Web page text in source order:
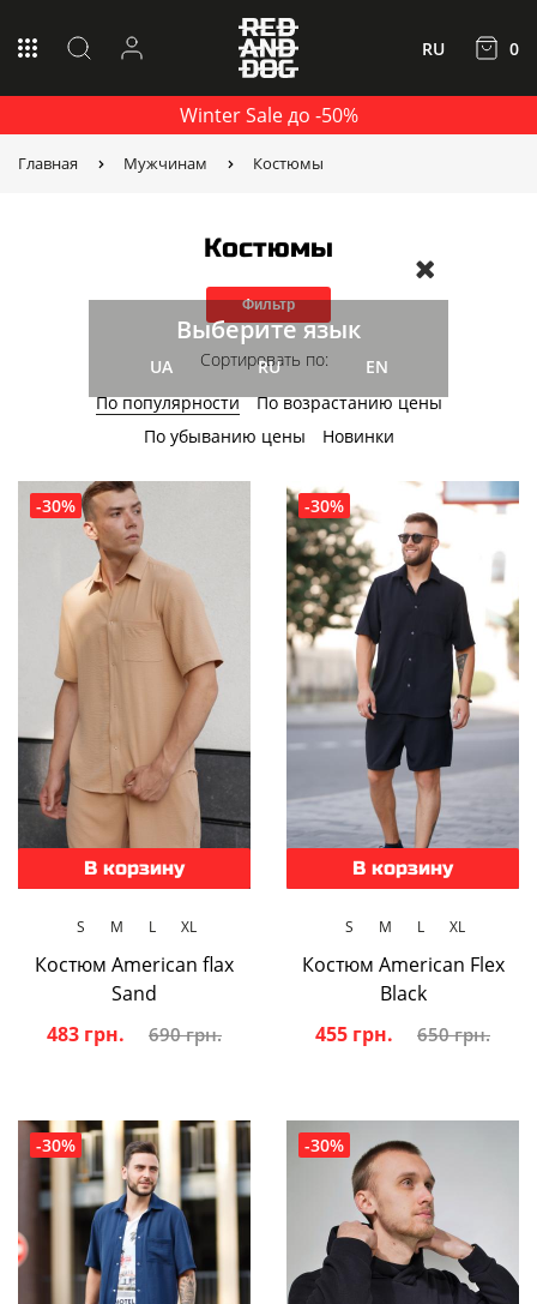
Winter Sale до -50%
RU 0
Главная Мужчинам Костюмы
Костюмы
Фильтр
Сортировать по:
По популярности
По возрастанию цены
По убыванию цены
Новинки
-30%
В корзину
S M L XL
Костюм American flax
Sand
483 грн.
690 грн.
-30%
В корзину
S M L XL
Костюм American Flex
Black
455 грн.
650 грн.
-30% -30%
Выберите язык
UA RU EN